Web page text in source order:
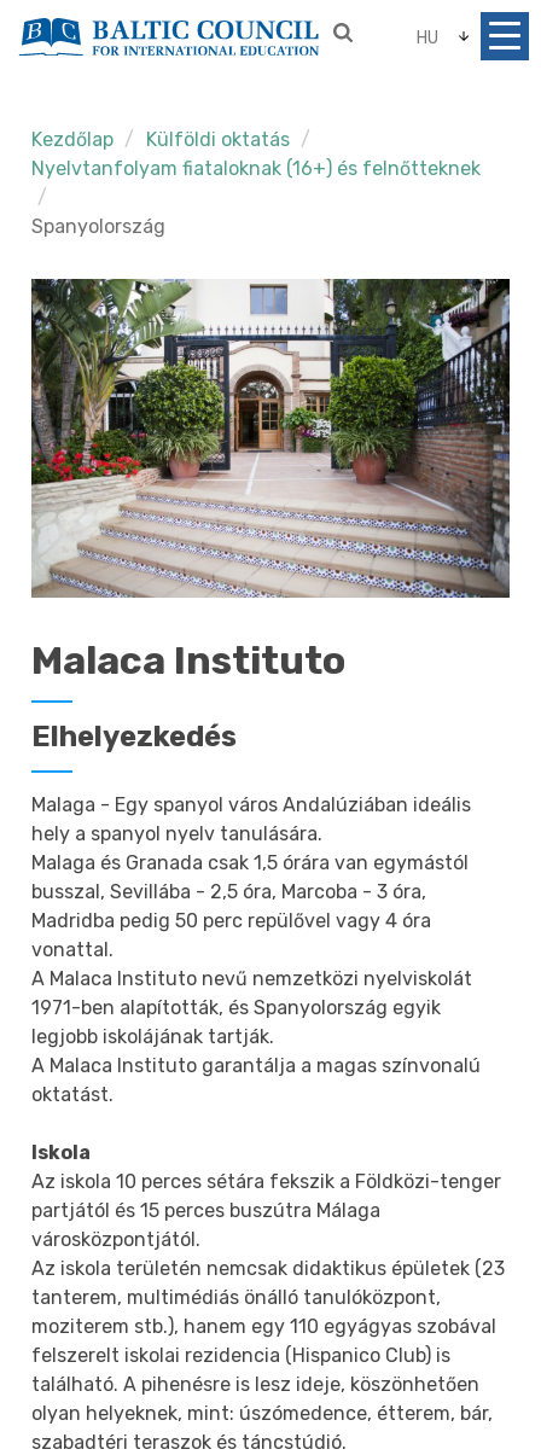
HU
Kezdőlap
Külföldi oktatás
Nyelvtanfolyam fiataloknak (16+) és felnőtteknek
Spanyolország
Malaca Instituto
Elhelyezkedés
Malaga - Egy spanyol város Andalúziában ideális
hely a spanyol nyelv tanulására.
Malaga és Granada csak 1,5 órára van egymástól
busszal, Sevillába - 2,5 óra, Marcoba - 3 óra,
Madridba pedig 50 perc repülővel vagy 4 óra
vonattal.
A Malaca Instituto nevű nemzetközi nyelviskolát
1971-ben alapították, és Spanyolország egyik
legjobb iskolájának tartják.
A Malaca Instituto garantálja a magas színvonalú
oktatást.
Iskola
Az iskola 10 perces sétára fekszik a Földközi-tenger
partjától és 15 perces buszútra Málaga
városközpontjától.
Az iskola területén nemcsak didaktikus épületek (23
tanterem, multimédiás önálló tanulóközpont,
moziterem stb.), hanem egy 110 egyágyas szobával
felszerelt iskolai rezidencia (Hispanico Club) is
található. A pihenésre is lesz ideje, köszönhetően
olyan helyeknek, mint: úszómedence, étterem, bár,
szabadtéri teraszok és táncstúdió.